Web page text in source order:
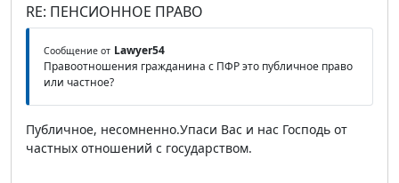
RE: ПЕНСИОННОЕ ПРАВО
Сообщение от Lawyer54
Правоотношения гражданина с ПФР это публичное право
или частное?
Публичное, несомненно.Упаси Вас и нас Господь от
частных отношений с государством.